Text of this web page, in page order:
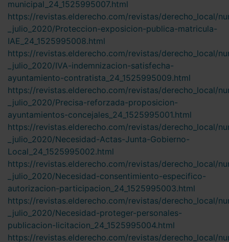
municipal_24_1525995007.html
https://revistas.elderecho.com/revistas/derecho_local/
_julio_2020/Proteccion-exposicion-publica-matricula-
IAE_24_1525995008.html
https://revistas.elderecho.com/revistas/derecho_local/
_julio_2020/IVA-indemnizacion-satisfecha-
ayuntamiento-contratista_24_1525995009.html
https://revistas.elderecho.com/revistas/derecho_local/
_julio_2020/Precisa-reforzada-proposicion-
ayuntamientos-concejales_24_1525995001.html
https://revistas.elderecho.com/revistas/derecho_local/
_julio_2020/Necesidad-Actas-Junta-Gobierno-
Local_24_1525995002.html
https://revistas.elderecho.com/revistas/derecho_local/
_julio_2020/Necesidad-consentimiento-especifico-
autorizacion-participacion_24_1525995003.html
https://revistas.elderecho.com/revistas/derecho_local/
_julio_2020/Necesidad-proteger-personales-
publicacion-licitacion_24_1525995004.html
https://revistas.elderecho.com/revistas/derecho_local/